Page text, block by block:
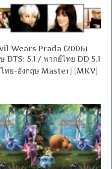
Wears Prada (2006)
DTS: 5.1 / พากย์ไทย DD 5.1
ทย-อังกฤษ Master] [MKV]